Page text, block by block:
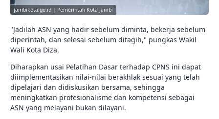
jambikota.go.id | Pemerintah Kota Jambi
"Jadilah ASN yang hadir sebelum diminta, bekerja sebelum
diperintah, dan selesai sebelum ditagih," pungkas Wakil
Wali Kota Diza.
Diharapkan usai Pelatihan Dasar terhadap CPNS ini dapat
diimplementasikan nilai-nilai berakhlak sesuai yang telah
dipelajari dan didiskusikan bersama, sehingga
meningkatkan profesionalisme dan kompetensi sebagai
ASN yang melayani bukan dilayani.